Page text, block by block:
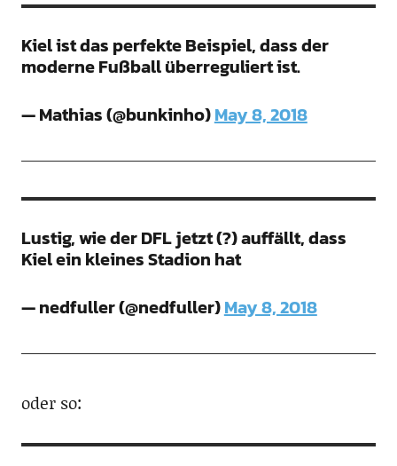
Kiel ist das perfekte Beispiel, dass der
moderne Fußball überreguliert ist.
— Mathias (@bunkinho)May 8, 2018
Lustig, wie der DFL jetzt (?) auffällt, dass
Kiel ein kleines Stadion hat
— nedfuller (@nedfuller)May 8, 2018
oder so: